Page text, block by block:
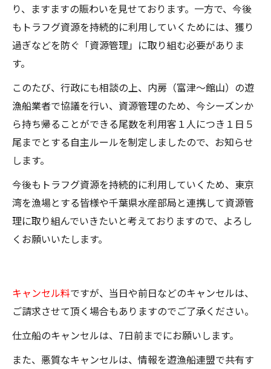
り、ますますの賑わいを見せております。一方で、今後
もトラフグ資源を持続的に利用していくためには、獲り
過ぎなどを防ぐ「資源管理」に取り組む必要がありま
す。
このたび、行政にも相談の上、内房（富津～館山）の遊
漁船業者で協議を行い、資源管理のため、今シーズンか
ら持ち帰ることができる尾数を利用客１人につき１日５
尾までとする自主ルールを制定しましたので、お知らせ
します。
今後もトラフグ資源を持続的に利用していくため、東京
湾を漁場とする皆様や千葉県水産部局と連携して資源管
理に取り組んでいきたいと考えておりますので、よろし
くお願いいたします。
キャンセル料ですが、当日や前日などのキャンセルは、
ご請求させて頂く場合もありますのでご了承ください。
仕立船のキャンセルは、7日前までにお願いします。
また、悪質なキャンセルは、情報を遊漁船連盟で共有す